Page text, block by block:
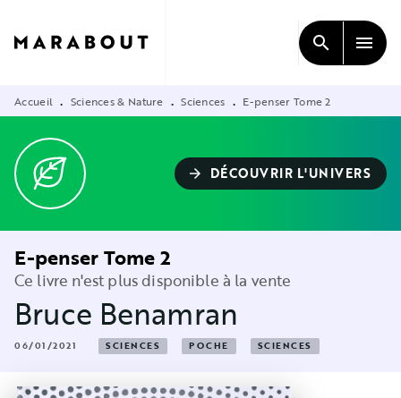
CONTENU
search menu
Accueil • Sciences & Nature • Sciences • E-penser Tome 2
arrow_forward DÉCOUVRIR L'UNIVERS
E-penser Tome 2
Ce livre n'est plus disponible à la vente
Bruce Benamran
06/01/2021 SCIENCES POCHE SCIENCES